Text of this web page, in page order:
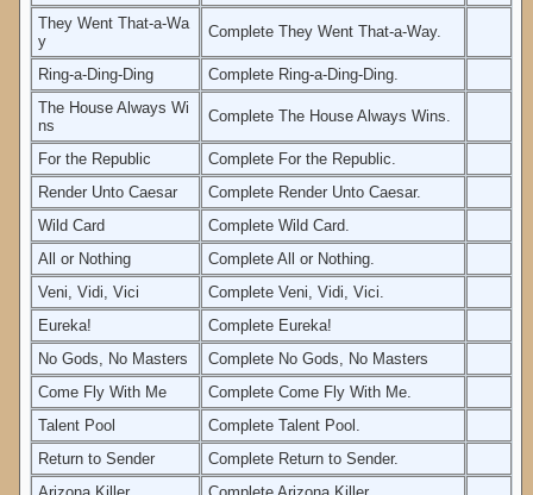
They Went That-a-Wa
y
Complete They Went That-a-Way.
Ring-a-Ding-Ding
Complete Ring-a-Ding-Ding.
The House Always Wi
ns
Complete The House Always Wins.
For the Republic
Complete For the Republic.
Render Unto Caesar
Complete Render Unto Caesar.
Wild Card
Complete Wild Card.
All or Nothing
Complete All or Nothing.
Veni, Vidi, Vici
Complete Veni, Vidi, Vici.
Eureka!
Complete Eureka!
No Gods, No Masters
Complete No Gods, No Masters
Come Fly With Me
Complete Come Fly With Me.
Talent Pool
Complete Talent Pool.
Return to Sender
Complete Return to Sender.